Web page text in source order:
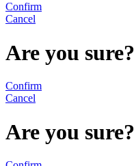
Confirm
Cancel
Are you sure?
Confirm
Cancel
Are you sure?